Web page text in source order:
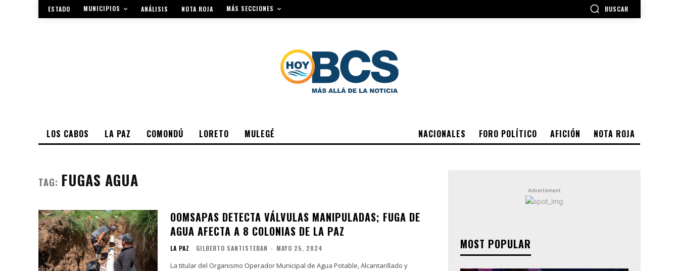
ESTADO MUNICIPIOS ANÁLISIS NOTA ROJA MÁS SECCIONES BUSCAR
NACIONALES FORO POLÍTICO AFICIÓN NOTA ROJA
LOS CABOS LA PAZ COMONDÚ LORETO MULEGÉ
TAG: FUGAS AGUA
OOMSAPAS DETECTA VÁLVULAS MANIPULADAS; FUGA DE
AGUA AFECTA A 8 COLONIAS DE LA PAZ
LA PAZ GILBERTO SANTISTEBAN - MAYO 25, 2024
La titular del Organismo Operador Municipal de Agua Potable, Alcantarillado y
Advertisment
MOST POPULAR